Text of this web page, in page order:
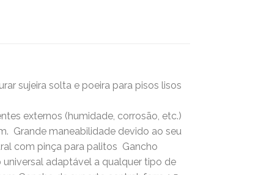
sujeira solta e poeira para pisos lisos
externos (humidade, corrosão, etc.) 
Grande maneabilidade devido ao seu
com pinça para palitos  Gancho
universal adaptável a qualquer tipo de